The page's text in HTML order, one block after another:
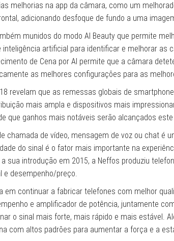
melhorias na app da câmara, como um
adicionando desfoque de fundo a uma
munidos do modo AI Beauty que permite
inteligência artificial para identificar e melhorar as
de Cena por AI permite que a câmara
as melhores configurações para as
revelam que as remessas globais de
mais ampla e dispositivos mais
que ganhos mais notáveis serão alcançados este
chamada de vídeo, mensagem de voz ou chat é
do sinal é o fator mais importante na
sua introdução em 2015, a Neffos produziu
e desempenho/preço.
em continuar a fabricar telefones com melhor
e amplificador de potência, juntamente
o sinal mais forte, mais rápido e mais estável.
com altos padrões para aumentar a força e a